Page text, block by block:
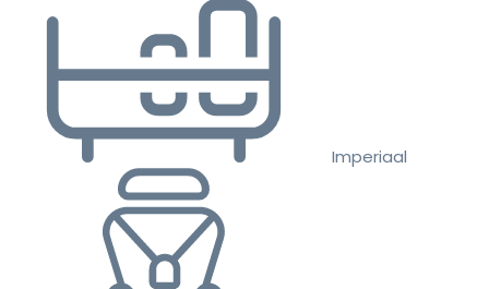
Imperiaal